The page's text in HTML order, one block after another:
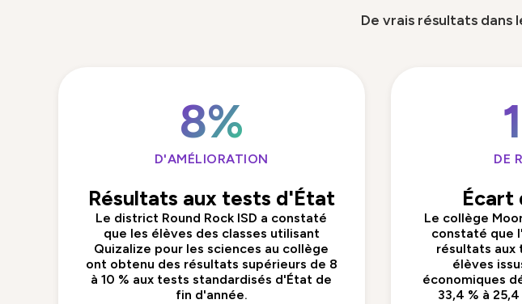
De vrais résultats dans
8%
D'AMÉLIORATION
Résultats aux tests d'État
Le district Round Rock ISD a constaté
que les élèves des classes utilisant
Quizalize pour les sciences au collège
ont obtenu des résultats supérieurs de 8
à 10 % aux tests standardisés d'État de
fin d'année.
DE
Écart
Le collège
constaté que
résultats aux
élèves
économiques
33,4 % à